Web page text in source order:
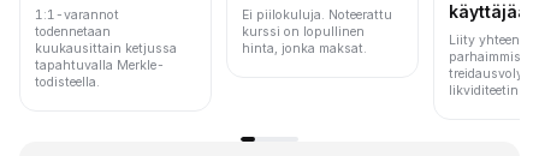
1:1-varannot
todennetaan
kuukausittain ketjussa
tapahtuvalla Merkle-
todisteella.
Ei piilokuluja. Noteerattu
kurssi on lopullinen
hinta, jonka maksat.
käyttäjää
Liity yhteen
parhaimmista
likviditeetin